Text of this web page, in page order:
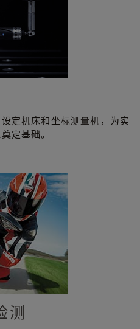
定机床和坐标测量机，为实
定基础。
测